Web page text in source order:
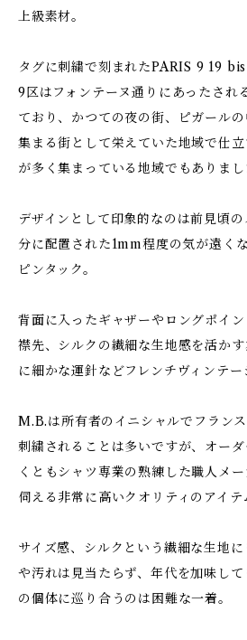
上級素材。
タグに刺繍で刻まれたPARIS 9 19
9区はフォンテーヌ通りにあったされ
ており、かつての夜の街、ピガール
集まる街として栄えていた地域で仕
が多く集まっている地域でもありまし
デザインとして印象的なのは前見頃
分に配置された1mm程度の気が遠く
ピンタック。
背面に入ったギャザーやロングポイ
襟先、シルクの繊細な生地感を活か
に細かな運針などフレンチヴィンテー
M.B.は所有者のイニシャルでフラン
刺繍されることは多いですが、オー
くともシャツ専業の熟練した職人メ
伺える非常に高いクオリティのアイテ
サイズ感、シルクという繊細な生地
や汚れは見当たらず、年代を加味し
の個体に巡り合うのは困難な一着。